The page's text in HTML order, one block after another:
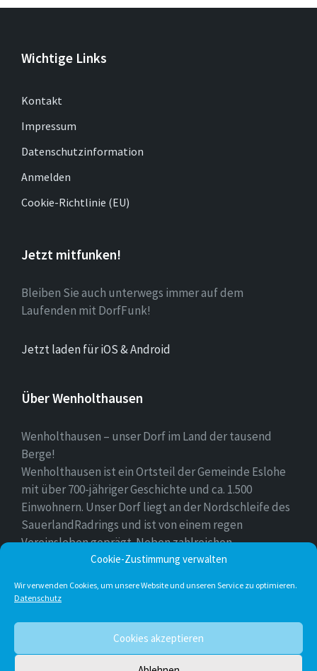
Cookie-Zustimmung verwalten
Wir verwenden Cookies, um unsere Website und unseren Service zu optimieren.
Datenschutz
Cookies akzeptieren
Wichtige Links
Kontakt
Impressum
Datenschutzinformation
Anmelden
Cookie-Richtlinie (EU)
Jetzt mitfunken!
Bleiben Sie auch unterwegs immer auf dem
Laufenden mit DorfFunk!
Jetzt laden für iOS & Android
Über Wenholthausen
Wenholthausen – unser Dorf im Land der tausend
Berge!
Wenholthausen ist ein Ortsteil der Gemeinde Eslohe
mit über 700-jähriger Geschichte und ca. 1.500
Einwohnern. Unser Dorf liegt an der Nordschleife des
SauerlandRadrings und ist von einem regen
Vereinsleben geprägt. Neben zahlreichen
Freizeitmöglichkeiten ist unser Ort für sein
Facebook Twitter